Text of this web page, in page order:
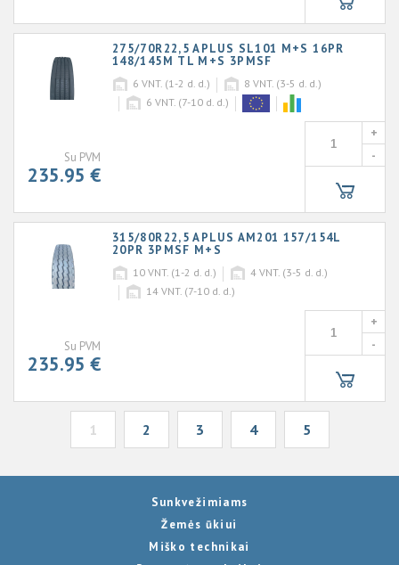
275/70R22,5 APLUS SL101 M+S 16PR
148/145M TL M+S 3PMSF
6 VNT. (1-2 d. d.) 8 VNT. (3-5 d. d.)
6 VNT. (7-10 d. d.)
Su PVM
235.95 €
+
-
315/80R22,5 APLUS AM201 157/154L
20PR 3PMSF M+S
10 VNT. (1-2 d. d.) 4 VNT. (3-5 d. d.)
14 VNT. (7-10 d. d.)
Su PVM
235.95 €
+
-
1 2 3 4 5
Sunkvežimiams
Žemės ūkiui
Miško technikai